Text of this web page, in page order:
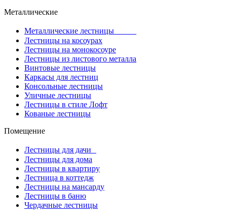
Металлические
Металлические лестницы
Лестницы на косоурах
Лестницы на монокосоуре
Лестницы из листового металла
Винтовые лестницы
Каркасы для лестниц
Консольные лестницы
Уличные лестницы
Лестницы в стиле Лофт
Кованые лестницы
Помещение
Лестницы для дачи
Лестницы для дома
Лестницы в квартиру
Лестница в коттедж
Лестницы на мансарду
Лестницы в баню
Чердачные лестницы